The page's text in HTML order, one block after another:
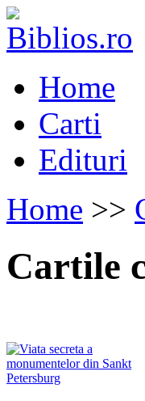
Home
Carti
Edituri
Home >>
Cartile